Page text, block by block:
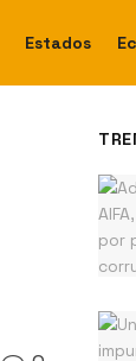
Estados